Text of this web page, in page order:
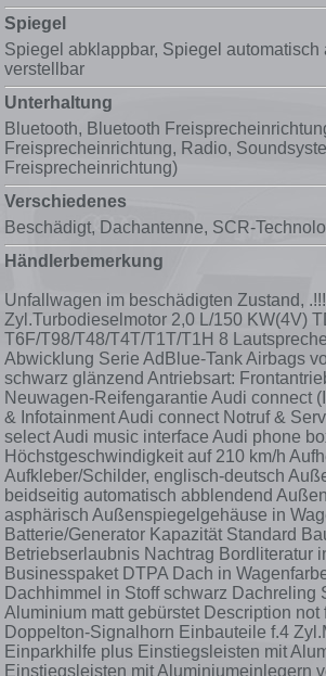
Spiegel
Spiegel abklappbar, Spiegel automatisch
verstellbar
Unterhaltung
Bluetooth, Bluetooth
Freisprecheinrichtung, Radio,
Freisprecheinrichtung)
Verschiedenes
Beschädigt, Dachantenne, SCR-
Händlerbemerkung
Unfallwagen im beschädigten Zustand,
Zyl.Turbodieselmotor 2,0 L/150 KW(4V)
T6F/T98/T48/T4T/T1T/T1H 8
Abwicklung Serie AdBlue-Tank Airbags
schwarz glänzend Antriebsart:
Neuwagen-Reifengarantie Audi connect
& Infotainment Audi connect Notruf &
select Audi music interface Audi phone
Höchstgeschwindigkeit auf 210 km/h
Aufkleber/Schilder, englisch-deutsch
beidseitig automatisch abblendend
asphärisch Außenspiegelgehäuse in
Batterie/Generator Kapazität Standard
Betriebserlaubnis Nachtrag Bordliteratur
Businesspaket DTPA Dach in
Dachhimmel in Stoff schwarz
Aluminium matt gebürstet Description
Doppelton-Signalhorn Einbauteile f.4
Einparkhilfe plus Einstiegsleisten mit
Einstiegsleisten mit Aluminiumeinlegern